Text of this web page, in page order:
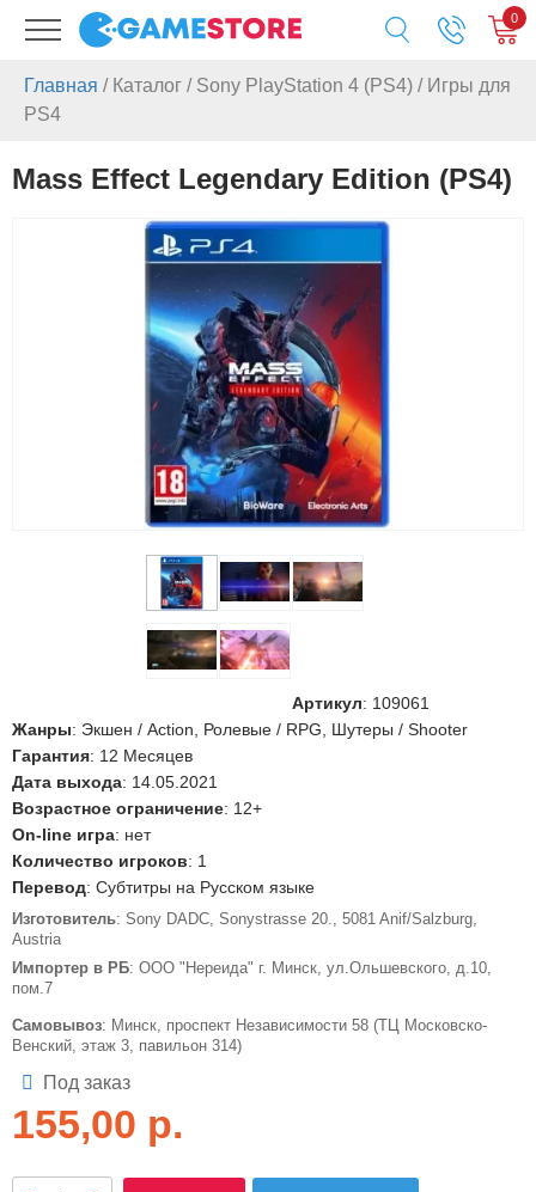
0
Главная / Каталог / Sony PlayStation 4 (PS4) / Игры для
PS4
Mass Effect Legendary Edition (PS4)
Артикул: 109061
Жанры: Экшен / Action, Ролевые / RPG, Шутеры / Shooter
Гарантия: 12 Месяцев
Дата выхода: 14.05.2021
Возрастное ограничение: 12+
On-line игра: нет
Количество игроков: 1
Перевод: Субтитры на Русском языке
Изготовитель: Sony DADC, Sonystrasse 20., 5081 Anif/Salzburg,
Austria
Импортер в РБ: ООО "Нереида" г. Минск, ул.Ольшевского, д.10,
пом.7
Самовывоз: Минск, проспект Независимости 58 (ТЦ Московско-
Венский, этаж 3, павильон 314)
Под заказ
155,00 р.